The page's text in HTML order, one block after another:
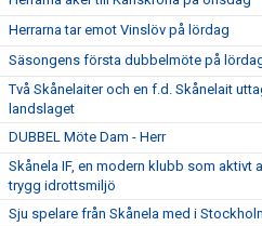
Herrarna tar emot Vinslöv på lördag
Säsongens första dubbelmöte på
Två Skånelaiter och en f.d. Skånelait
landslaget
DUBBEL Möte Dam - Herr
Skånela IF, en modern klubb som aktivt
trygg idrottsmiljö
Sju spelare från Skånela med i